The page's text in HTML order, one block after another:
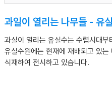
과일이 열리는 나무들 - 유
과실이 열리는 유실수는 수렵시대
유실수원에는 현재에 재배되고 있
식재하여 전시하고 있습니다.